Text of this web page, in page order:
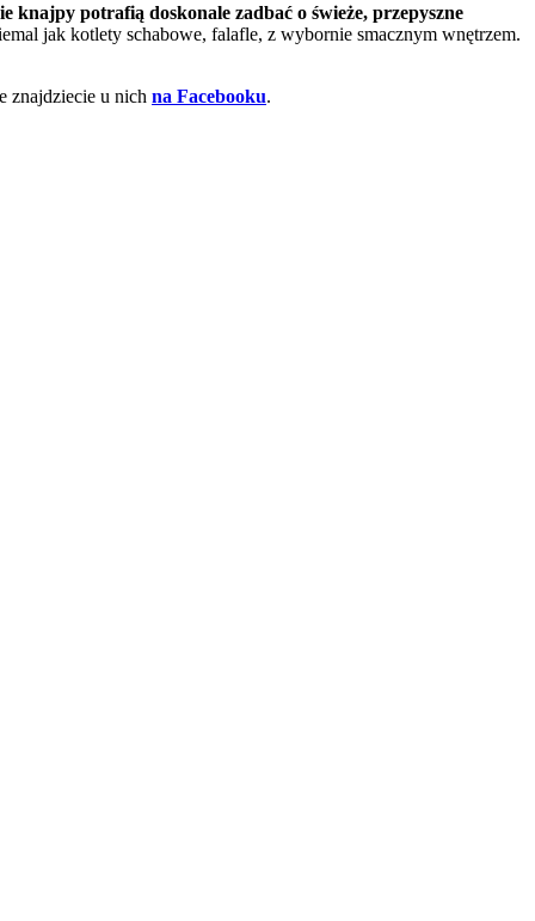
knajpy potrafią doskonale zadbać o świeże, przepyszne
jak kotlety schabowe, falafle, z wybornie smacznym wnętrzem.
znajdziecie u nich na Facebooku.